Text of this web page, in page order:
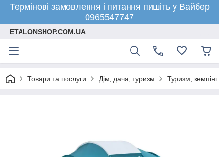
Термінові замовлення і питання пишіть у Вайбер
0965547747
ETALONSHOP.COM.UA
Товари та послуги Дім, дача, туризм Туризм, кемпінг